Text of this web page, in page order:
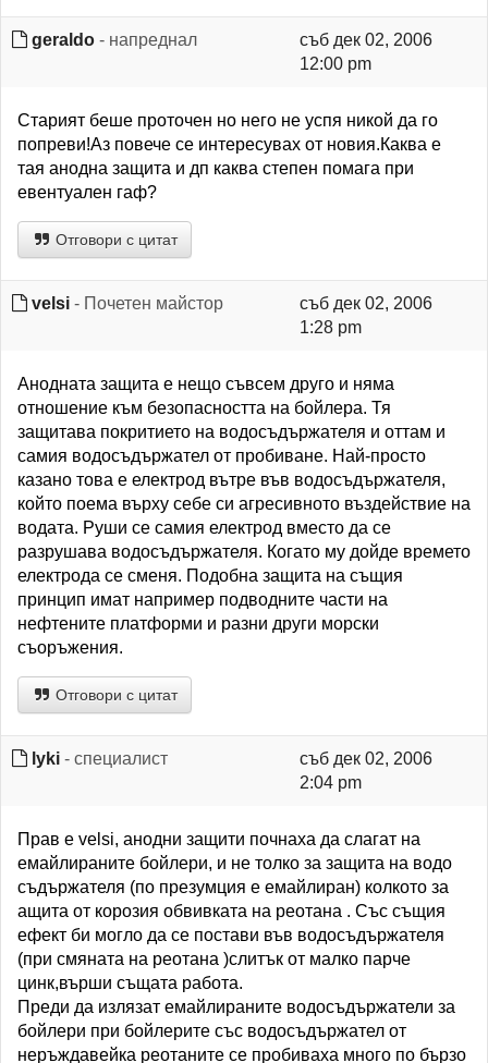
geraldo - напреднал
съб дек 02, 2006
12:00 pm
Старият беше проточен но него не успя никой да го
попреви!Аз повече се интересувах от новия.Каква е
тая анодна защита и дп каква степен помага при
евентуален гаф?
Отговори с цитат
velsi - Почетен майстор
съб дек 02, 2006
1:28 pm
Анодната защита е нещо съвсем друго и няма
отношение към безопасността на бойлера. Тя
защитава покритието на водосъдържателя и оттам и
самия водосъдържател от пробиване. Най-просто
казано това е електрод вътре във водосъдържателя,
който поема върху себе си агресивното въздействие на
водата. Руши се самия електрод вместо да се
разрушава водосъдържателя. Когато му дойде времето
електрода се сменя. Подобна защита на същия
принцип имат например подводните части на
нефтените платформи и разни други морски
съоръжения.
Отговори с цитат
lyki - специалист
съб дек 02, 2006
2:04 pm
Прав е velsi, анодни защити почнаха да слагат на
емайлираните бойлери, и не толко за защита на водо
съдържателя (по презумция е емайлиран) колкото за
ащита от корозия обвивката на реотана . Със същия
ефект би могло да се постави във водосъдържателя
(при смяната на реотана )слитък от малко парче
цинк,върши същата работа.
Преди да излязат емайлираните водосъдържатели за
бойлери при бойлерите със водосъдържател от
неръждавейка реотаните се пробиваха много по бързо